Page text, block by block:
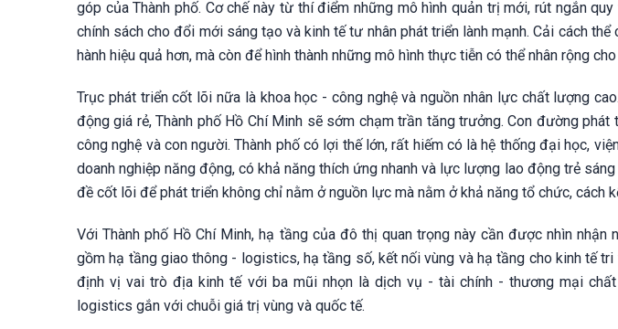
góp của Thành phố. Cơ chế này từ thí điểm những mô hình quản trị mới, rút ngắn
chính sách cho đổi mới sáng tạo và kinh tế tư nhân phát triển lành mạnh. Cải cách
hành hiệu quả hơn, mà còn để hình thành những mô hình thực tiễn có thể nhân rộng
Trục phát triển cốt lõi nữa là khoa học - công nghệ và nguồn nhân lực chất lượng
động giá rẻ, Thành phố Hồ Chí Minh sẽ sớm chạm trần tăng trưởng. Con đường
công nghệ và con người. Thành phố có lợi thế lớn, rất hiếm có là hệ thống đại học,
doanh nghiệp năng động, có khả năng thích ứng nhanh và lực lượng lao động trẻ
đề cốt lõi để phát triển không chỉ nằm ở nguồn lực mà nằm ở khả năng tổ chức, cách
Với Thành phố Hồ Chí Minh, hạ tầng của đô thị quan trọng này cần được nhìn
gồm hạ tầng giao thông - logistics, hạ tầng số, kết nối vùng và hạ tầng cho kinh tế tri
định vị vai trò địa kinh tế với ba mũi nhọn là dịch vụ - tài chính - thương mại
logistics gắn với chuỗi giá trị vùng và quốc tế.